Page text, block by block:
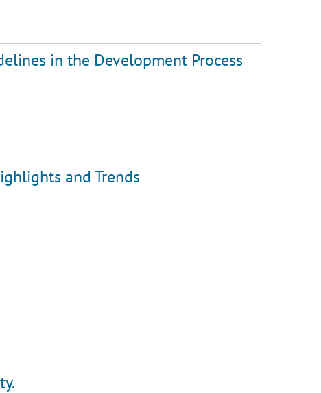
in the Development Process
and Trends